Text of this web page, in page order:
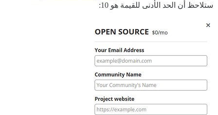
ستلاحظ أن الحد الأدنى للقيمة هو 10: